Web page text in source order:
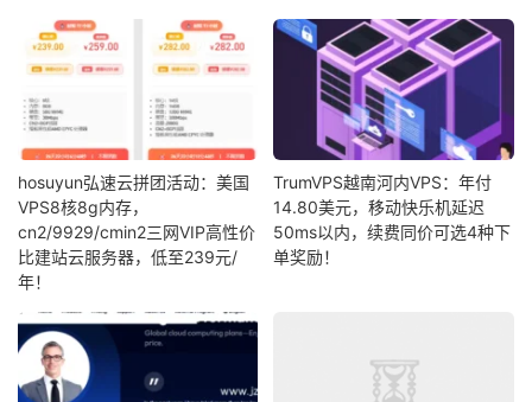
hosuyun弘速云拼团活动：美国
VPS8核8g内存，
cn2/9929/cmin2三网VIP高性价
比建站云服务器，低至239元/
年！
TrumVPS越南河内VPS：年付
14.80美元，移动快乐机延迟
50ms以内，续费同价可选4种下
单奖励！